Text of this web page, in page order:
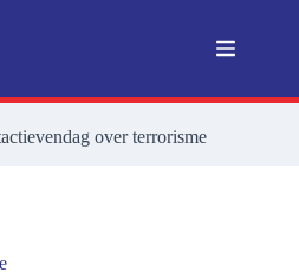
over terrorisme